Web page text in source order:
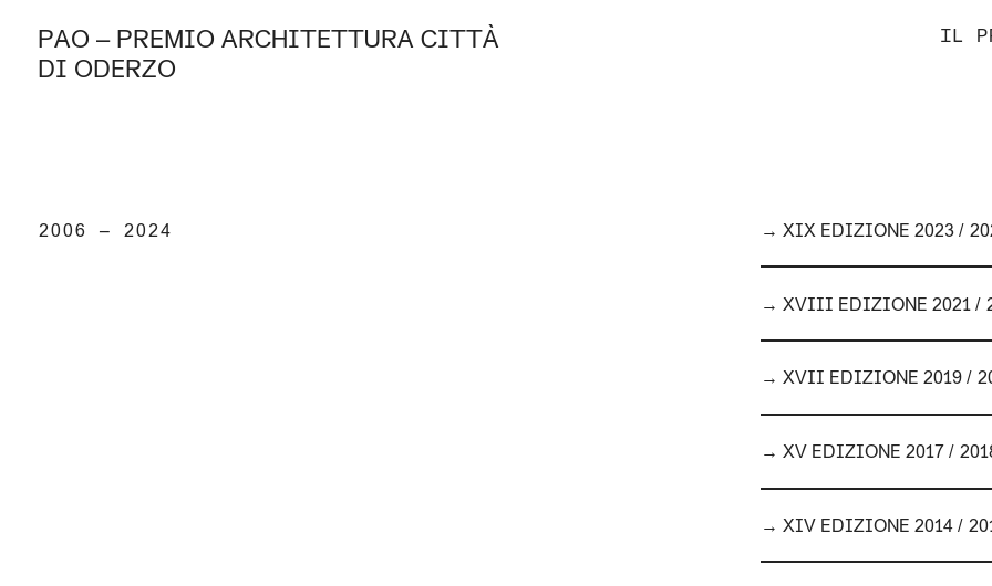
PAO – PREMIO ARCHITETTURA CITTÀ
DI ODERZO
IL
2006 – 2024 → XIX EDIZIONE 2023 /
→ XVIII EDIZIONE 2021 /
→ XVII EDIZIONE 2019 /
→ XV EDIZIONE 2017 /
→ XIV EDIZIONE 2014 /